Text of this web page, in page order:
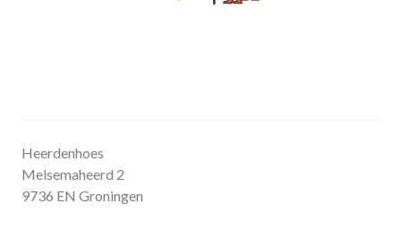
Heerdenhoes
Melsemaheerd 2
9736 EN Groningen